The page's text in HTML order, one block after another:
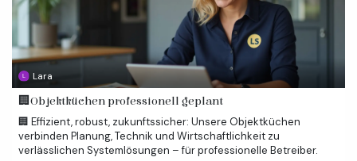
Lara
🏢Objektküchen professionell geplant
🏢 Effizient, robust, zukunftssicher: Unsere Objektküchen
verbinden Planung, Technik und Wirtschaftlichkeit zu
verlässlichen Systemlösungen – für professionelle Betreiber.